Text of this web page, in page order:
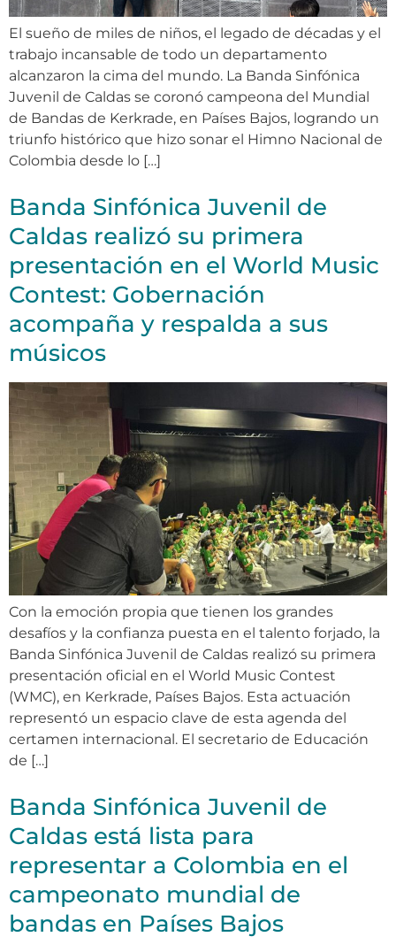
El sueño de miles de niños, el legado de décadas y el
trabajo incansable de todo un departamento
alcanzaron la cima del mundo. La Banda Sinfónica
Juvenil de Caldas se coronó campeona del Mundial
de Bandas de Kerkrade, en Países Bajos, logrando un
triunfo histórico que hizo sonar el Himno Nacional de
Colombia desde lo […]
Banda Sinfónica Juvenil de
Caldas realizó su primera
presentación en el World Music
Contest: Gobernación
acompaña y respalda a sus
músicos
Con la emoción propia que tienen los grandes
desafíos y la confianza puesta en el talento forjado, la
Banda Sinfónica Juvenil de Caldas realizó su primera
presentación oficial en el World Music Contest
(WMC), en Kerkrade, Países Bajos. Esta actuación
representó un espacio clave de esta agenda del
certamen internacional. El secretario de Educación
de […]
Banda Sinfónica Juvenil de
Caldas está lista para
representar a Colombia en el
campeonato mundial de
bandas en Países Bajos